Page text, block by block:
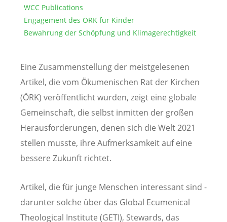
WCC Publications
Engagement des ÖRK für Kinder
Bewahrung der Schöpfung und Klimagerechtigkeit
Eine Zusammenstellung der meistgelesenen
Artikel, die vom Ökumenischen Rat der Kirchen
(ÖRK) veröffentlicht wurden, zeigt eine globale
Gemeinschaft, die selbst inmitten der großen
Herausforderungen, denen sich die Welt 2021
stellen musste, ihre Aufmerksamkeit auf eine
bessere Zukunft richtet.
Artikel, die für junge Menschen interessant sind -
darunter solche über das Global Ecumenical
Theological Institute (GETI), Stewards, das